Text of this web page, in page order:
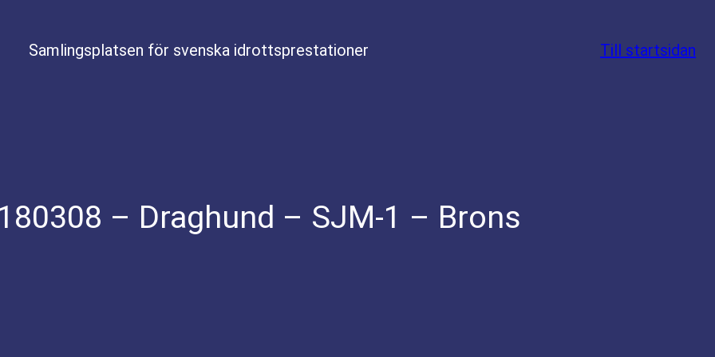
Samlingsplatsen för svenska idrottsprestationer Till startsidan
– Draghund – SJM-1 – Brons